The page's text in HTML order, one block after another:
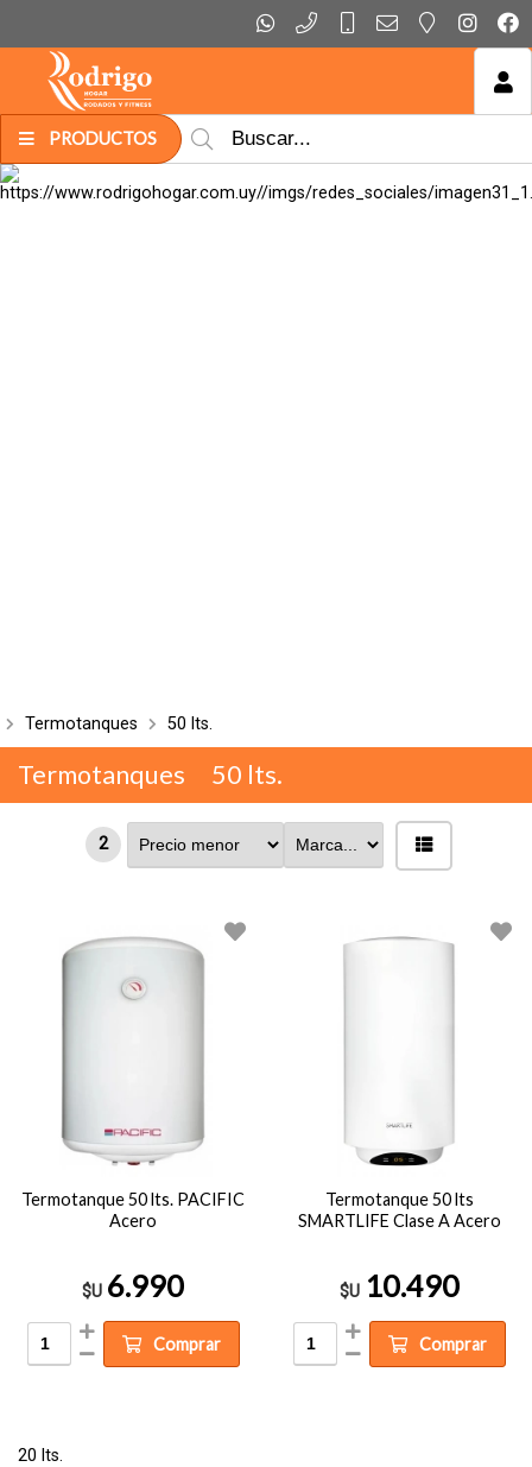
PRODUCTOS
MI COMPRA
Termotanques 50 lts.
20 lts.
Termotanques 50 lts.
2
Termotanque 50 lts. PACIFIC
Acero
$U 6.990
Comprar
Termotanque 50 lts
SMARTLIFE Clase A Acero
$U 10.490
Comprar